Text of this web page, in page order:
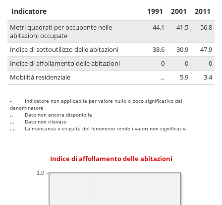
Indicatore 1991 2001 2011
Metri quadrati per occupante nelle
abitazioni occupate
44.1 41.5 56.8
Indice di sottoutilizzo delle abitazioni 38.6 30.9
47.9
Indice di affollamento delle abitazioni
0 0
0
Mobilità residenziale
... 5.9 3.4
-
Indicatore non applicabile per valore nullo o poco significativo del
denominatore
..
Dato non ancora disponibile
...
Dato non rilevato
....
La mancanza o esiguità del fenomeno rende i valori non significativi
Indice di affollamento delle abitazioni
1.0